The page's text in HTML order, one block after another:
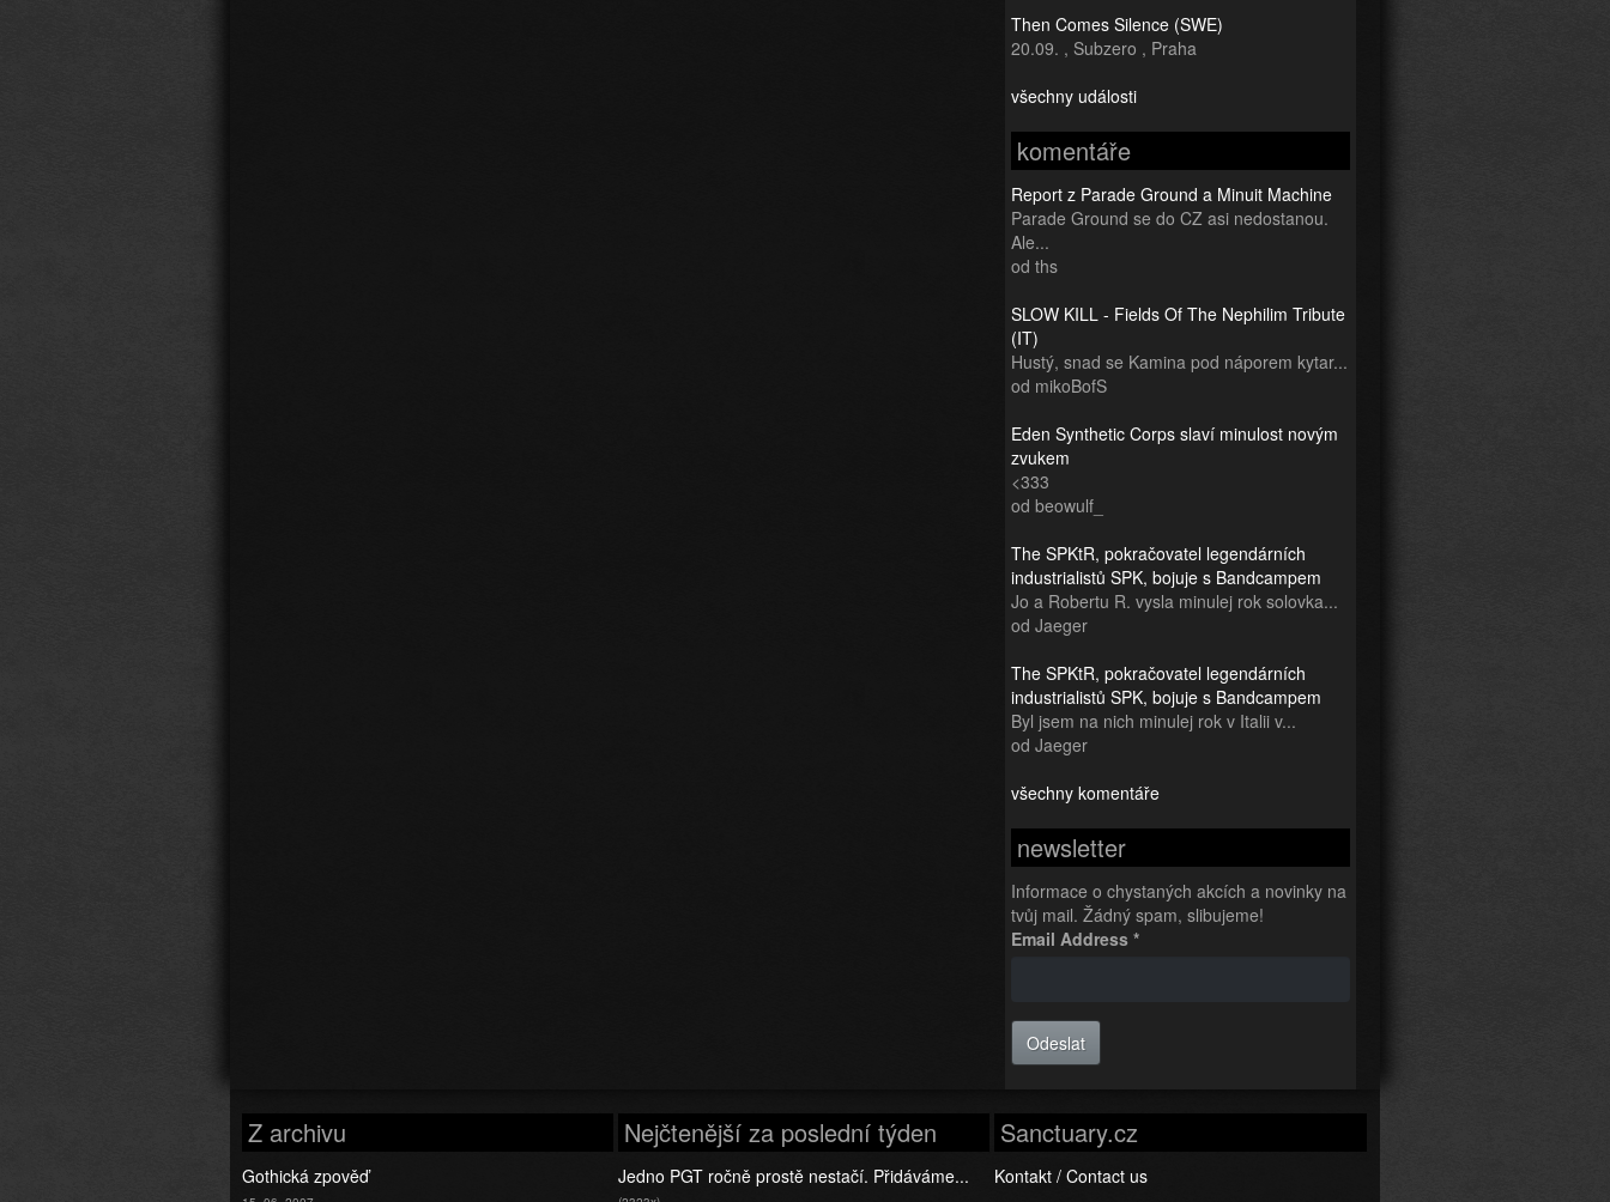
Then Comes Silence (SWE)
20.09. , Subzero , Praha
všechny události
komentáře
Report z Parade Ground a Minuit Machine
Parade Ground se do CZ asi nedostanou.
Ale...
od ths
SLOW KILL - Fields Of The Nephilim Tribute
(IT)
Hustý, snad se Kamina pod náporem kytar...
od mikoBofS
Eden Synthetic Corps slaví minulost novým
zvukem
<333
od beowulf_
The SPKtR, pokračovatel legendárních
industrialistů SPK, bojuje s Bandcampem
Jo a Robertu R. vysla minulej rok solovka...
od Jaeger
The SPKtR, pokračovatel legendárních
industrialistů SPK, bojuje s Bandcampem
Byl jsem na nich minulej rok v Italii v...
od Jaeger
všechny komentáře
newsletter
Informace o chystaných akcích a novinky na
tvůj mail. Žádný spam, slibujeme!
Email Address *
Odeslat
Z archivu
Gothická zpověď
Nejčtenější za poslední týden
Jedno PGT ročně prostě nestačí. Přidáváme...
Sanctuary.cz
Kontakt / Contact us